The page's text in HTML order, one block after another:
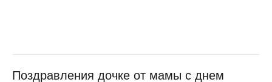
Поздравления дочке от мамы с днем